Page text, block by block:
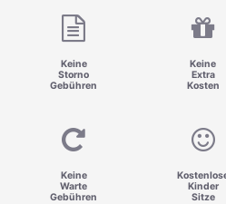
Keine
Storno
Gebühren
Keine
Extra
Kosten
Keine
Warte
Gebühren
Kinder
Sitze